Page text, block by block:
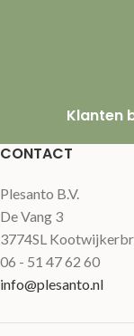
Klanten
CONTACT
Plesanto B.V.
De Vang 3
3774SL
06 - 51 47 62 60
info@plesanto.nl